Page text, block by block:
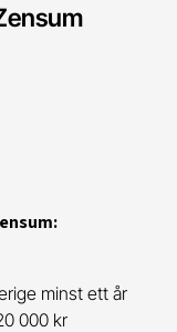
minst ett år
000 kr